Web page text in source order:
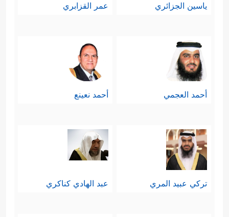
ياسين الجزائري عمر القزابري
أحمد العجمي أحمد نعينع
تركي عبيد المري عبد الهادي كناكري